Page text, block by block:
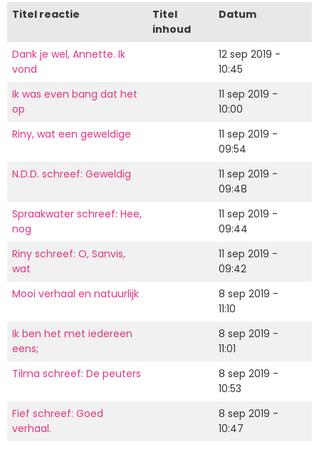
Titel reactie
Titel
inhoud
Datum
Dank je wel, Annette. Ik
vond
12 sep 2019 -
10:45
Ik was even bang dat het
op
11 sep 2019 -
10:00
Riny, wat een geweldige
11 sep 2019 -
09:54
N.D.D. schreef: Geweldig
11 sep 2019 -
09:48
Spraakwater schreef: Hee,
nog
11 sep 2019 -
09:44
Riny schreef: O, Sanvis,
wat
11 sep 2019 -
09:42
Mooi verhaal en natuurlijk
8 sep 2019 -
11:10
Ik ben het met iedereen
eens;
8 sep 2019 -
11:01
Tilma schreef: De peuters
8 sep 2019 -
10:53
Fief schreef: Goed
verhaal.
8 sep 2019 -
10:47